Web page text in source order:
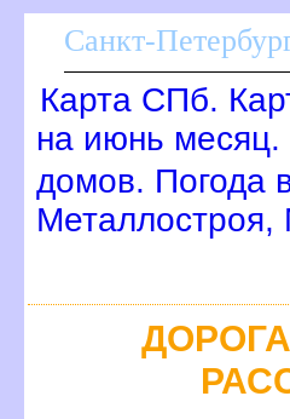
Санкт-
Карта СПб.
на июнь
домов. Погода
Металлостроя,